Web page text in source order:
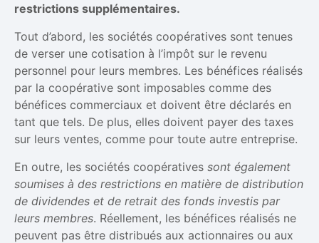
restrictions supplémentaires.
Tout d’abord, les sociétés coopératives sont tenues
de verser une cotisation à l’impôt sur le revenu
personnel pour leurs membres. Les bénéfices réalisés
par la coopérative sont imposables comme des
bénéfices commerciaux et doivent être déclarés en
tant que tels. De plus, elles doivent payer des taxes
sur leurs ventes, comme pour toute autre entreprise.
En outre, les sociétés coopératives sont également
soumises à des restrictions en matière de distribution
de dividendes et de retrait des fonds investis par
leurs membres. Réellement, les bénéfices réalisés ne
peuvent pas être distribués aux actionnaires ou aux